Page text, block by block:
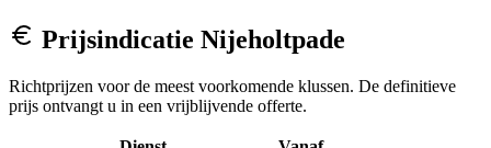
Prijsindicatie Nijeholtpade
Richtprijzen voor de meest voorkomende klussen. De definitieve
prijs ontvangt u in een vrijblijvende offerte.